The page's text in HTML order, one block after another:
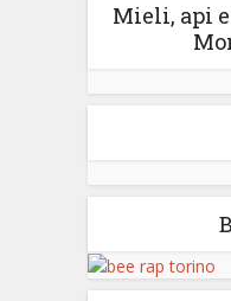
Mieli, api